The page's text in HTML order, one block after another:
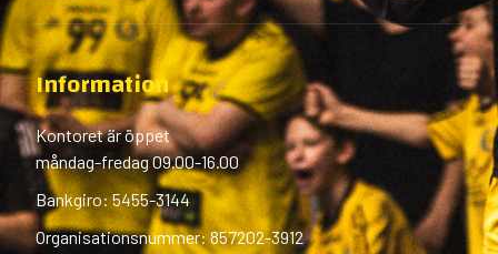
Information
Kontoret är öppet
måndag-fredag 09.00-16.00
Bankgiro: 5455-3144
Organisationsnummer: 857202-3912